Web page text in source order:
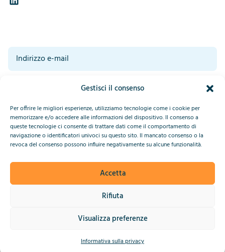
Gestisci il consenso
Per offrire le migliori esperienze, utilizziamo tecnologie come i cookie per
memorizzare e/o accedere alle informazioni del dispositivo. Il consenso a
queste tecnologie ci consente di trattare dati come il comportamento di
navigazione o identificatori univoci su questo sito. Il mancato consenso o la
revoca del consenso possono influire negativamente su alcune funzionalità.
Accetta
Rifiuta
Visualizza preferenze
Informativa sulla privacy
Acconsento al trattamento dei miei dati da parte di IndiaConnected.
Leggete la nostra dichiarazione sulla privacy in fondo a questa pagina.*
*
Invia
This site is protected by reCAPTCHA and the GooglePrivacy Policy
andTerms of Serviceapply.